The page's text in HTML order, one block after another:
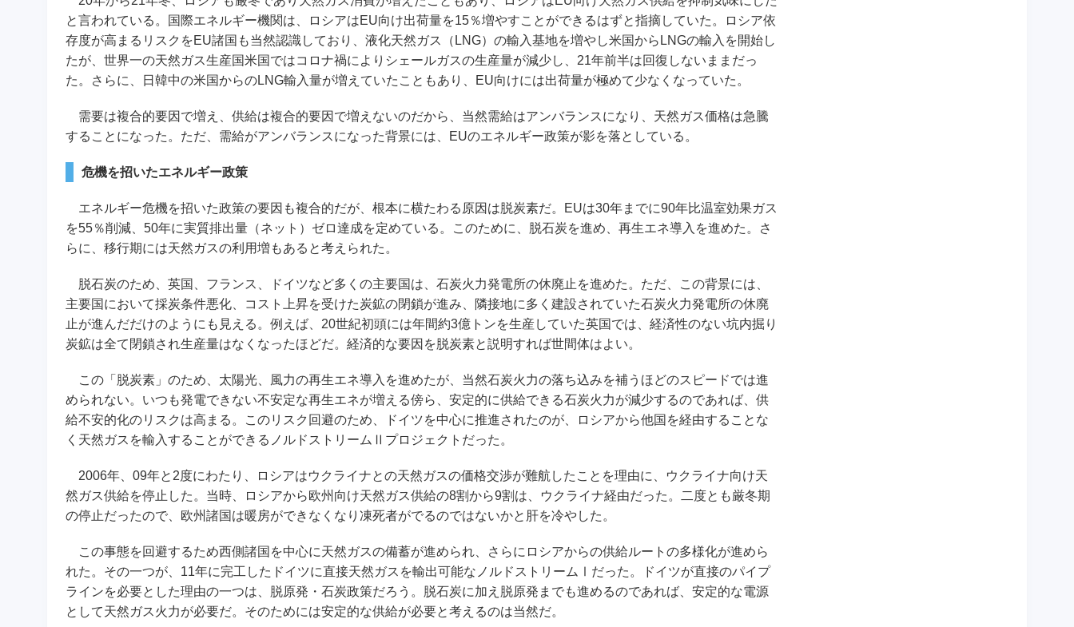
と言われている。国際エネルギー機関は、ロシアはEU向け出荷量を15％増やすことができるはずと指摘していた。ロシア依
存度が高まるリスクをEU諸国も当然認識しており、液化天然ガス（LNG）の輸入基地を増やし米国からLNGの輸入を開始し
たが、世界一の天然ガス生産国米国ではコロナ禍によりシェールガスの生産量が減少し、21年前半は回復しないままだっ
た。さらに、日韓中の米国からのLNG輸入量が増えていたこともあり、EU向けには出荷量が極めて少なくなっていた。
需要は複合的要因で増え、供給は複合的要因で増えないのだから、当然需給はアンバランスになり、天然ガス価格は急騰
することになった。ただ、需給がアンバランスになった背景には、EUのエネルギー政策が影を落としている。
危機を招いたエネルギー政策
エネルギー危機を招いた政策の要因も複合的だが、根本に横たわる原因は脱炭素だ。EUは30年までに90年比温室効果ガス
を55％削減、50年に実質排出量（ネット）ゼロ達成を定めている。このために、脱石炭を進め、再生エネ導入を進めた。さ
らに、移行期には天然ガスの利用増もあると考えられた。
脱石炭のため、英国、フランス、ドイツなど多くの主要国は、石炭火力発電所の休廃止を進めた。ただ、この背景には、
主要国において採炭条件悪化、コスト上昇を受けた炭鉱の閉鎖が進み、隣接地に多く建設されていた石炭火力発電所の休廃
止が進んだだけのようにも見える。例えば、20世紀初頭には年間約3億トンを生産していた英国では、経済性のない坑内掘り
炭鉱は全て閉鎖され生産量はなくなったほどだ。経済的な要因を脱炭素と説明すれば世間体はよい。
この「脱炭素」のため、太陽光、風力の再生エネ導入を進めたが、当然石炭火力の落ち込みを補うほどのスピードでは進
められない。いつも発電できない不安定な再生エネが増える傍ら、安定的に供給できる石炭火力が減少するのであれば、供
給不安的化のリスクは高まる。このリスク回避のため、ドイツを中心に推進されたのが、ロシアから他国を経由することな
く天然ガスを輸入することができるノルドストリームⅡプロジェクトだった。
2006年、09年と2度にわたり、ロシアはウクライナとの天然ガスの価格交渉が難航したことを理由に、ウクライナ向け天
然ガス供給を停止した。当時、ロシアから欧州向け天然ガス供給の8割から9割は、ウクライナ経由だった。二度とも厳冬期
の停止だったので、欧州諸国は暖房ができなくなり凍死者がでるのではないかと肝を冷やした。
この事態を回避するため西側諸国を中心に天然ガスの備蓄が進められ、さらにロシアからの供給ルートの多様化が進めら
れた。その一つが、11年に完工したドイツに直接天然ガスを輸出可能なノルドストリームⅠだった。ドイツが直接のパイプ
ラインを必要とした理由の一つは、脱原発・石炭政策だろう。脱石炭に加え脱原発までも進めるのであれば、安定的な電源
として天然ガス火力が必要だ。そのためには安定的な供給が必要と考えるのは当然だ。